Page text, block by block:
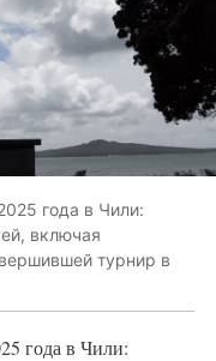
года в Чили:
включая
турнир в
года в Чили: